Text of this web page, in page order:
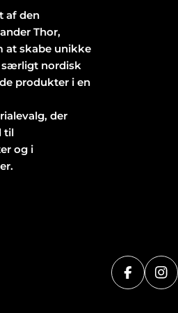
af den
Thor,
at skabe unikke
særligt nordisk
produkter i en
der
til
og i